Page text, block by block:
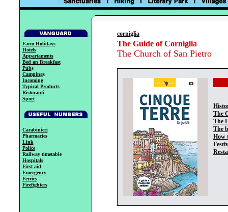
Farm Holidays
Hotels
Appartaments
Bed an Breakfast
Pubs
Campings
Incoming
Typical Products
Ristoranti
Sport
Carabinieri
Pharmacies
Link
Police
Railway timetable
Hospitals
First aid
Emergency
Ferries
Firefighters
corniglia
The Guide of Corniglia
The Church of San Pietro
The
The
The
How